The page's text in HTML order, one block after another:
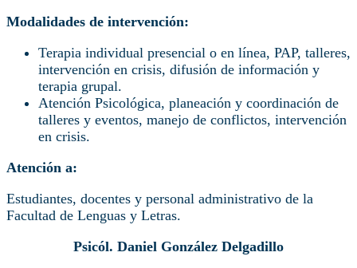
Modalidades de intervención:
Terapia individual presencial o en línea, PAP, talleres,
intervención en crisis, difusión de información y
terapia grupal.
Atención Psicológica, planeación y coordinación de
talleres y eventos, manejo de conflictos, intervención
en crisis.
Atención a:
Estudiantes, docentes y personal administrativo de la
Facultad de Lenguas y Letras.
Psicól. Daniel González Delgadillo